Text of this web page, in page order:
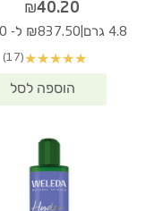
₪40.20
4.8 גרם ₪837.50 ל- 100 גרם
★
★
★
★
★
(17)